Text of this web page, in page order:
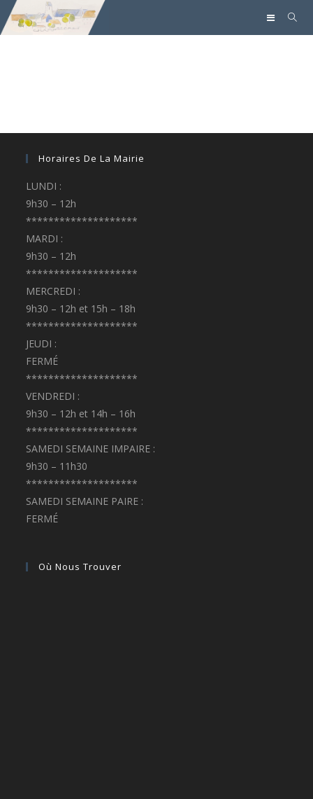
Horaires De La Mairie
LUNDI :
9h30 – 12h
********************
MARDI :
9h30 – 12h
********************
MERCREDI :
9h30 – 12h et 15h – 18h
********************
JEUDI :
FERMÉ
********************
VENDREDI :
9h30 – 12h et 14h – 16h
********************
SAMEDI SEMAINE IMPAIRE :
9h30 – 11h30
********************
SAMEDI SEMAINE PAIRE :
FERMÉ
Où Nous Trouver